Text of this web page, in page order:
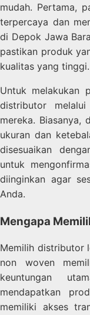
mudah. Pertama,
terpercaya dan
di Depok Jawa
pastikan produk
kualitas yang tinggi.
Untuk melakukan
distributor
mereka. Biasanya,
ukuran dan
disesuaikan
untuk
diinginkan agar
Anda.
Mengapa
Memilih distributor
non woven
keuntungan
mendapatkan
memiliki akses